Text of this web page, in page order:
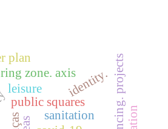
public squares
identity.
zone. axis
plan financing. projects
sanitation
leisure